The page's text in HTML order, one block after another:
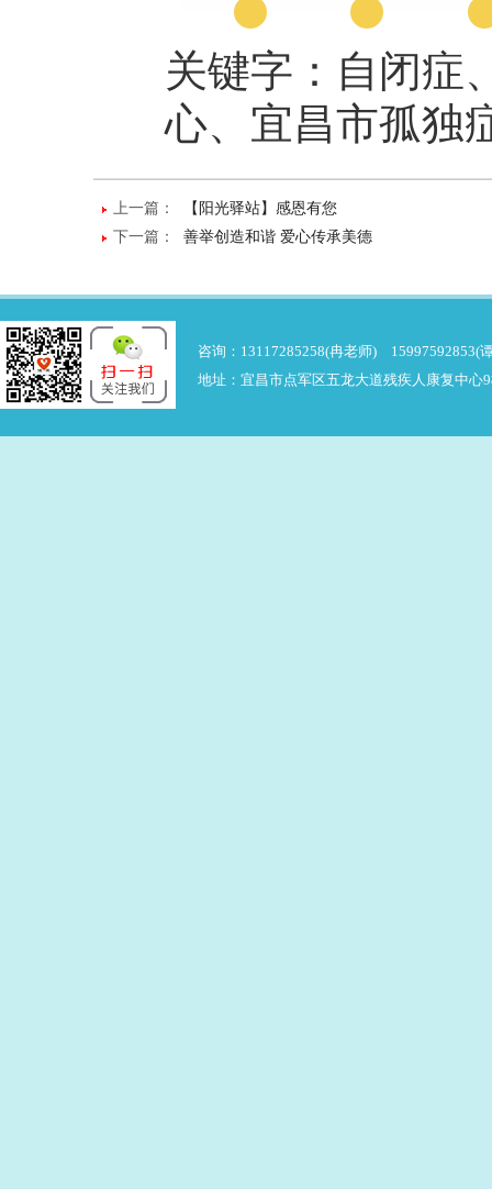
关键字：自闭症
心、宜昌市孤独
上一篇：
【阳光驿站】感恩有您
下一篇： 善举创造和谐 爱心传承美德
咨询：13117285258(冉老师) 15997592853(
地址：宜昌市点军区五龙大道残疾人康复中